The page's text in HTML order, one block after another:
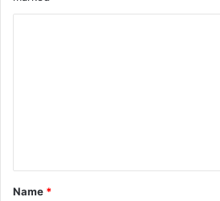
Name *